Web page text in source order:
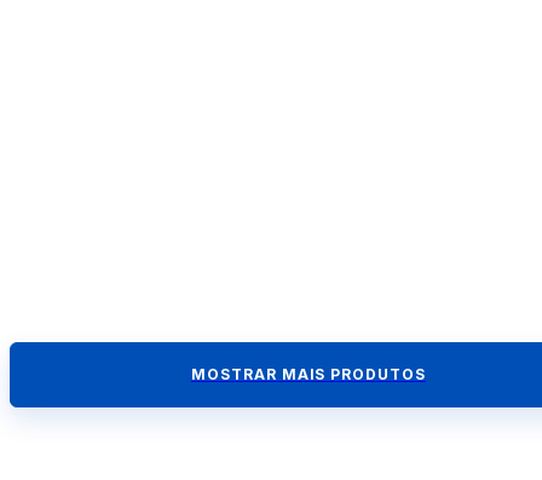
MOSTRAR MAIS PRODUTOS